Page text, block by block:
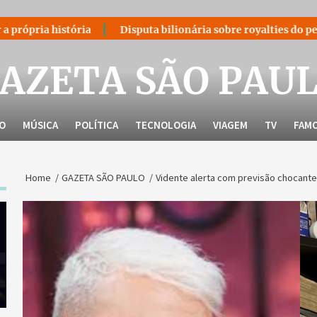
Disputa bilionária sobre royalties do petróleo volta ao
SÃO
MÚSICA POLÍTICA TECNOLOGIA VIAGEM TV
Home GAZETA SÃO PAULO Vidente alerta com previsão